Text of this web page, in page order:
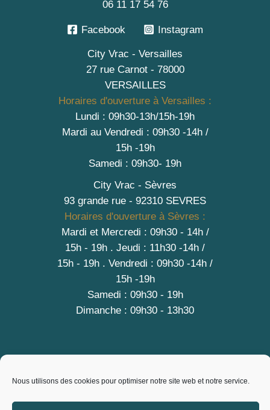
Nous utilisons des cookies pour optimiser notre site web et notre service.
06 11 17 54 76
Facebook Instagram
City Vrac - Versailles
27 rue Carnot - 78000
VERSAILLES
Horaires d'ouverture à Versailles :
Lundi : 09h30-13h/15h-19h
Mardi au Vendredi : 09h30 -14h /
15h -19h
Samedi : 09h30- 19h
City Vrac - Sèvres
93 grande rue - 92310 SEVRES
Horaires d'ouverture à Sèvres :
Mardi et Mercredi : 09h30 - 14h /
15h - 19h . Jeudi : 11h30 -14h /
15h - 19h . Vendredi : 09h30 -14h /
15h -19h
Samedi : 09h30 - 19h
Dimanche : 09h30 - 13h30
A PROPOS